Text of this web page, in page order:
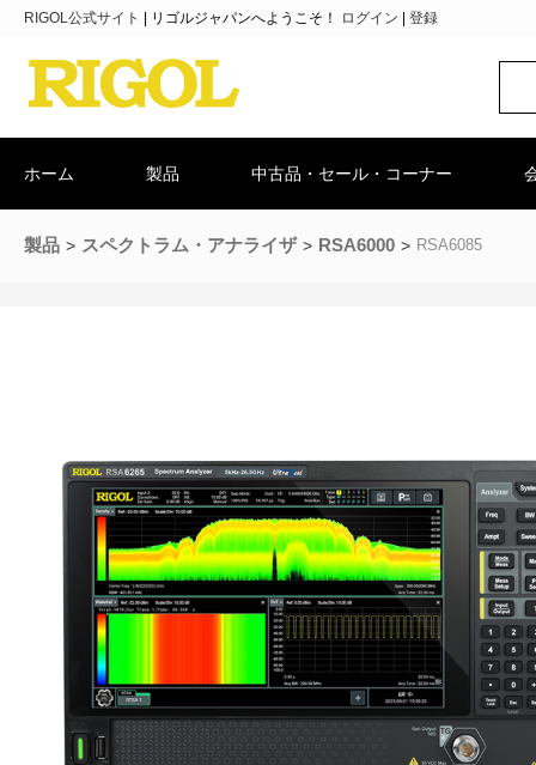
RIGOL公式サイト リゴルジャパンへようこそ！ ログイン 登録
ホーム 製品 中古品・セール・コーナー
製品 スペクトラム・アナライザ RSA6000 RSA6085